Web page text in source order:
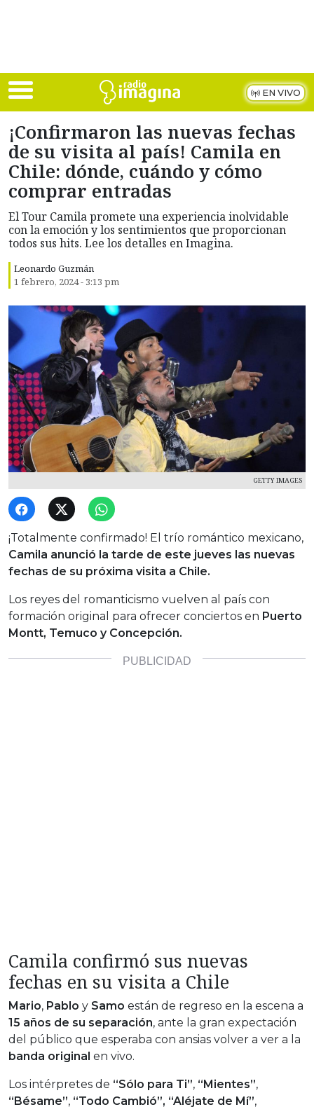
EN VIVO
¡Confirmaron las nuevas fechas
de su visita al país! Camila en
Chile: dónde, cuándo y cómo
comprar entradas
El Tour Camila promete una experiencia inolvidable
con la emoción y los sentimientos que proporcionan
todos sus hits. Lee los detalles en Imagina.
Leonardo Guzmán
1 febrero, 2024 - 3:13 pm
GETTY IMAGES
¡Totalmente confirmado! El trío romántico mexicano,
Camila anunció la tarde de este jueves las nuevas
fechas de su próxima visita a Chile.
Los reyes del romanticismo vuelven al país con
formación original para ofrecer conciertos en Puerto
Montt, Temuco y Concepción.
Camila confirmó sus nuevas
fechas en su visita a Chile
Mario, Pablo y Samo están de regreso en la escena a
15 años de su separación, ante la gran expectación
del público que esperaba con ansias volver a ver a la
banda original en vivo.
Los intérpretes de “Sólo para Ti”, “Mientes”,
“Bésame”, “Todo Cambió”, “Aléjate de Mí”,